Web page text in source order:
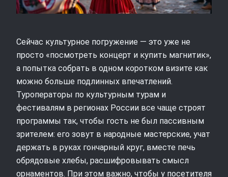
Сейчас культурное погружение — это уже не
просто «посмотреть концерт и купить магнитик»,
а попытка собрать в одном коротком визите как
можно больше подлинных впечатлений.
Туроператоры по культурным турам и
фестивалям в регионах России все чаще строят
программы так, чтобы гость не был пассивным
зрителем: его зовут в народные мастерские, учат
держать в руках гончарный круг, вместе печь
обрядовые хлебы, расшифровывать смысл
орнаментов. При этом важно, чтобы у посетителя